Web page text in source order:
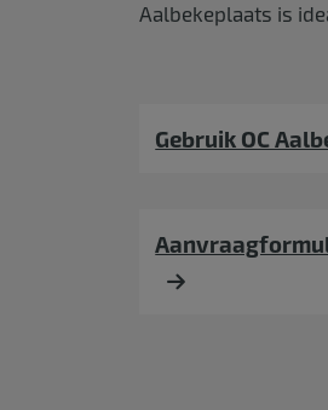
Aalbekeplaats is
Gebruik OC